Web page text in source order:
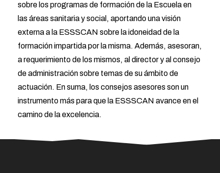
sobre los programas de formación de la Escuela en
las áreas sanitaria y social, aportando una visión
externa a la ESSSCAN sobre la idoneidad de la
formación impartida por la misma. Además, asesoran,
a requerimiento de los mismos, al director y al consejo
de administración sobre temas de su ámbito de
actuación. En suma, los consejos asesores son un
instrumento más para que la ESSSCAN avance en el
camino de la excelencia.